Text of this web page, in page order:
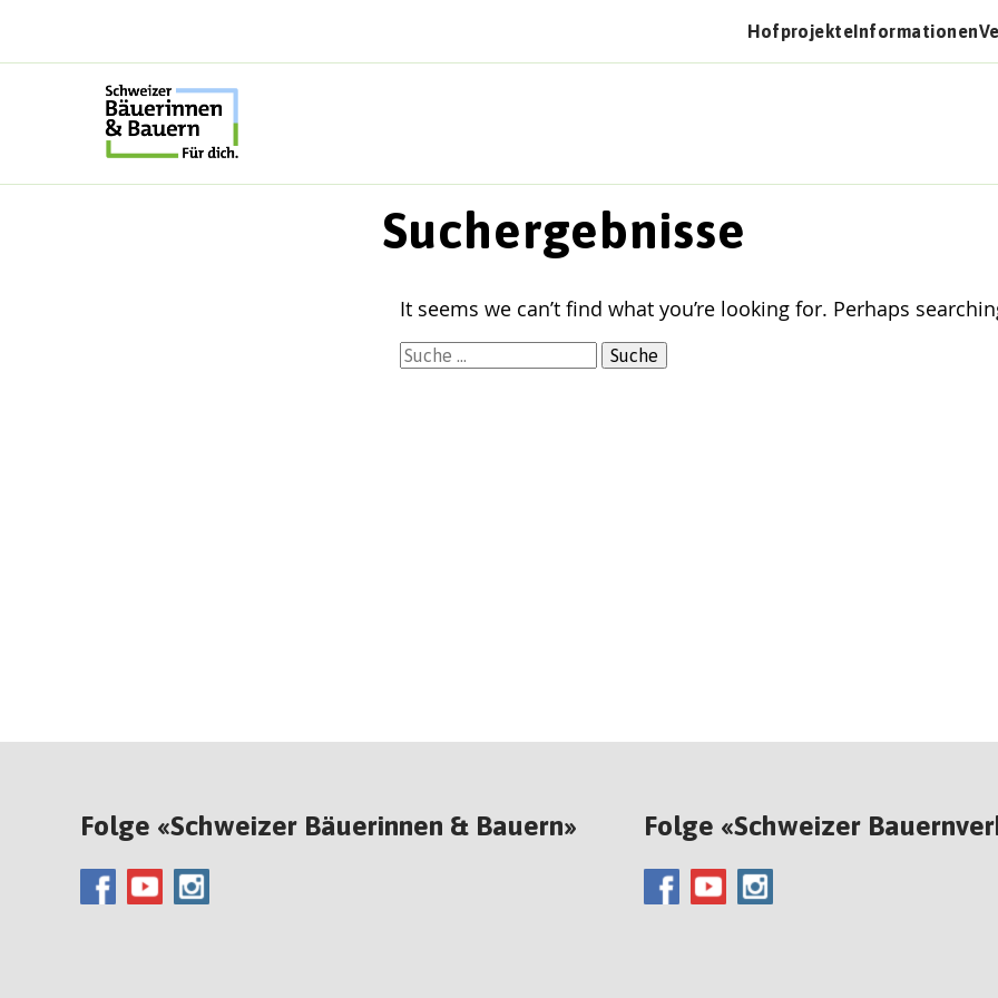
content
HofprojekteInformationen
Suchergebnisse
It seems we can’t find what you’re looking for. Perhaps
Suche
Folge «Schweizer Bäuerinnen & Bauern» Folge «Schweizer